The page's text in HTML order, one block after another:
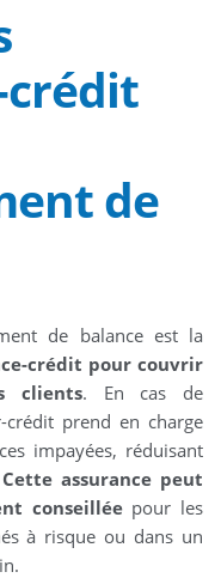
crédit
de
de balance est la
crédit pour couvrir
clients. En cas de
crédit prend en charge
impayées, réduisant
Cette assurance peut
conseilléepour les
à risque ou dans un